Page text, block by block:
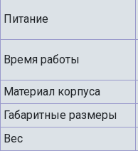
Питание
Время работы
Материал корпуса
Габаритные размеры
Вес